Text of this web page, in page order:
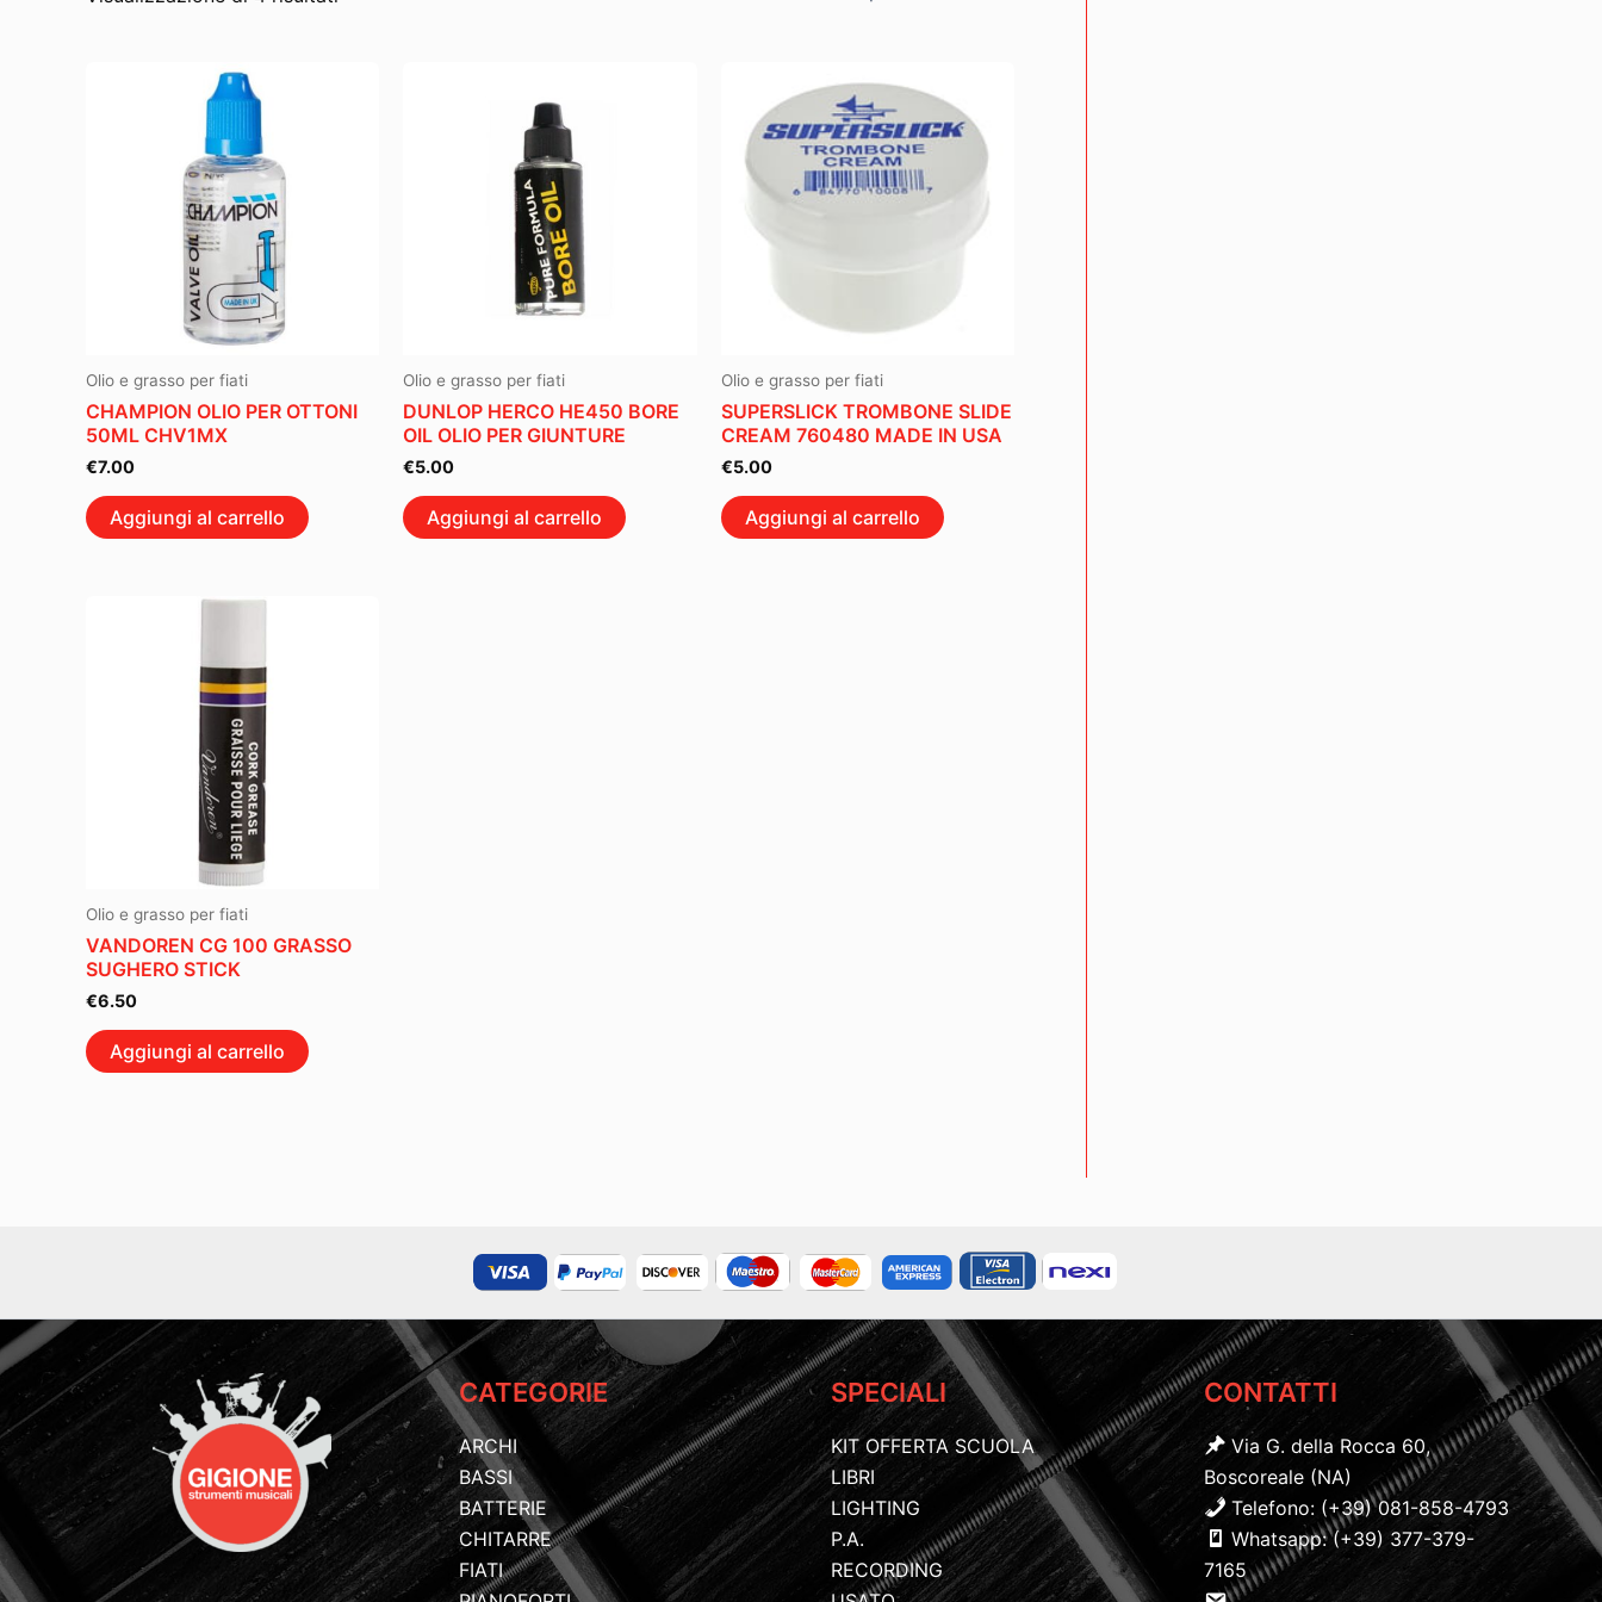
Olio e grasso per fiati
CHAMPION OLIO PER OTTONI
50ML CHV1MX
€7.00
Aggiungi al carrello
Olio e grasso per fiati
DUNLOP HERCO HE450 BORE
OIL OLIO PER GIUNTURE
€5.00
Aggiungi al carrello
Olio e grasso per fiati
SUPERSLICK TROMBONE SLIDE
CREAM 760480 MADE IN USA
€5.00
Aggiungi al carrello
Olio e grasso per fiati
VANDOREN CG 100 GRASSO
SUGHERO STICK
€6.50
Aggiungi al carrello
CATEGORIE
ARCHI
BASSI
BATTERIE
CHITARRE
FIATI
SPECIALI
KIT OFFERTA SCUOLA
LIBRI
LIGHTING
P.A.
RECORDING
CONTATTI
Via G. della Rocca 60,
Boscoreale (NA)
Telefono: (+39) 081-858-4793
Whatsapp: (+39) 377-379-
7165